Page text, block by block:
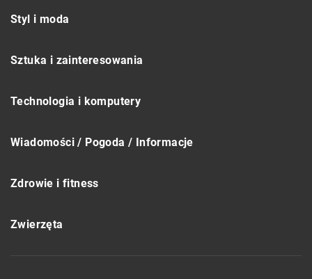
Styl i moda
Sztuka i zainteresowania
Technologia i komputery
Wiadomości / Pogoda / Informacje
Zdrowie i fitness
Zwierzęta